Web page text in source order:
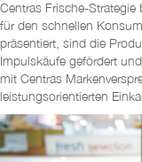
Centras Frische-
für den schnellen
präsentiert, sind die
Impulskäufe gefördert
mit Centras
leistungsorientierten